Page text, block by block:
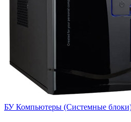
БУ Компьютеры (Системные